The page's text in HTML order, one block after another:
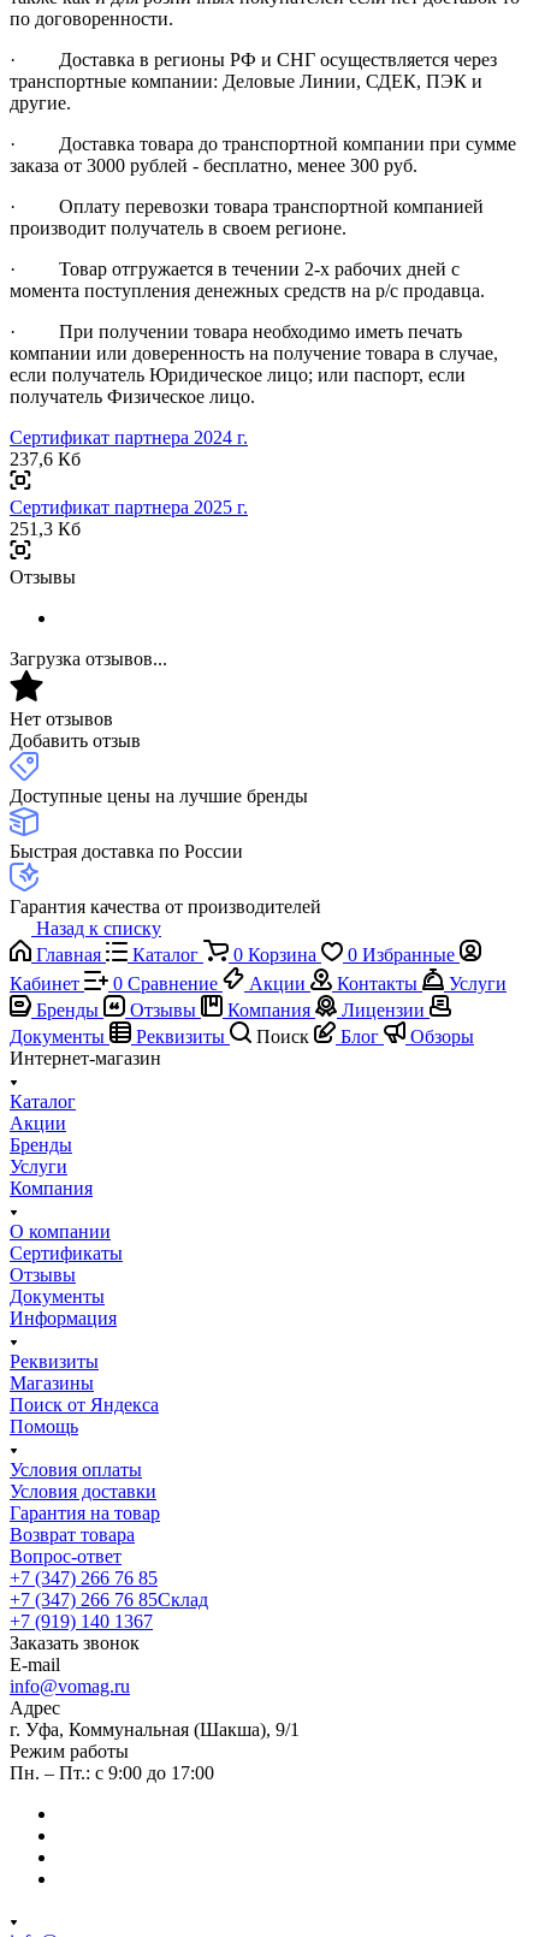
по договоренности.
· Доставка в регионы РФ и СНГ осуществляется через
транспортные компании: Деловые Линии, СДЕК, ПЭК и
другие.
· Доставка товара до транспортной компании при сумме
заказа от 3000 рублей - бесплатно, менее 300 руб.
· Оплату перевозки товара транспортной компанией
производит получатель в своем регионе.
· Товар отгружается в течении 2-х рабочих дней с
момента поступления денежных средств на р/с продавца.
· При получении товара необходимо иметь печать
компании или доверенность на получение товара в случае,
если получатель Юридическое лицо; или паспорт, если
получатель Физическое лицо.
Сертификат партнера 2024 г.
237,6 Кб
Сертификат партнера 2025 г.
251,3 Кб
Отзывы
Загрузка отзывов...
Нет отзывов
Добавить отзыв
Доступные цены на лучшие бренды
Быстрая доставка по России
Гарантия качества от производителей
Назад к списку
Главная
Каталог 0 Корзина 0 Избранные
Кабинет
0 Сравнение Акции Контакты
Услуги
Бренды
Отзывы Компания
Лицензии
Документы
Реквизиты Поиск Блог
Обзоры
Интернет-магазин
Каталог
Акции
Бренды
Услуги
Компания
О компании
Сертификаты
Отзывы
Документы
Информация
Реквизиты
Магазины
Поиск от Яндекса
Помощь
Условия оплаты
Условия доставки
Гарантия на товар
Возврат товара
Вопрос-ответ
+7 (347) 266 76 85
+7 (347) 266 76 85Склад
+7 (919) 140 1367
Заказать звонок
E-mail
info@vomag.ru
Адрес
г. Уфа, Коммунальная (Шакша), 9/1
Режим работы
Пн. – Пт.: с 9:00 до 17:00